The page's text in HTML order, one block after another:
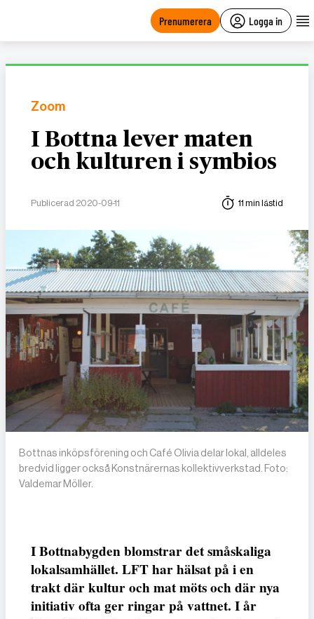
Prenumerera Logga in
Zoom
I Bottna lever maten
och kulturen i symbios
Publicerad 2020-09-11 11 min lästid
Bottnas inköpsförening och Café Olivia delar lokal, alldeles
bredvid ligger också Konstnärernas kollektivverkstad. Foto:
Valdemar Möller.
I Bottnabygden blomstrar det småskaliga
lokalsamhället. LFT har hälsat på i en
trakt där kultur och mat möts och där nya
initiativ ofta ger ringar på vattnet. I år